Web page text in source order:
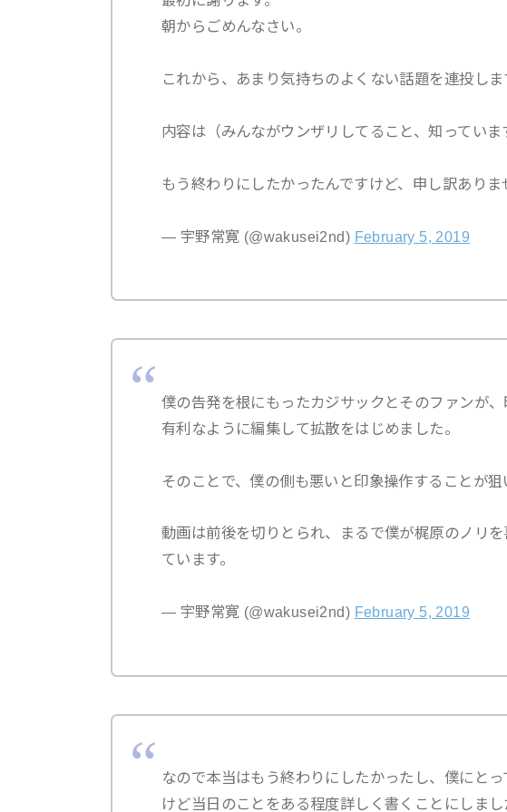
朝からごめんなさい。
これから、あまり気持ちのよくない話題を連投しま
内容は（みんながウンザリしてること、知っていま
もう終わりにしたかったんですけど、申し訳ありま
— 宇野常寛 (@wakusei2nd) February 5, 2019
僕の告発を根にもったカジサックとそのファンが
有利なように編集して拡散をはじめました。
そのことで、僕の側も悪いと印象操作することが狙
動画は前後を切りとられ、まるで僕が梶原のノリ
ています。
— 宇野常寛 (@wakusei2nd) February 5, 2019
なので本当はもう終わりにしたかったし、僕にと
けど当日のことをある程度詳しく書くことにしまし